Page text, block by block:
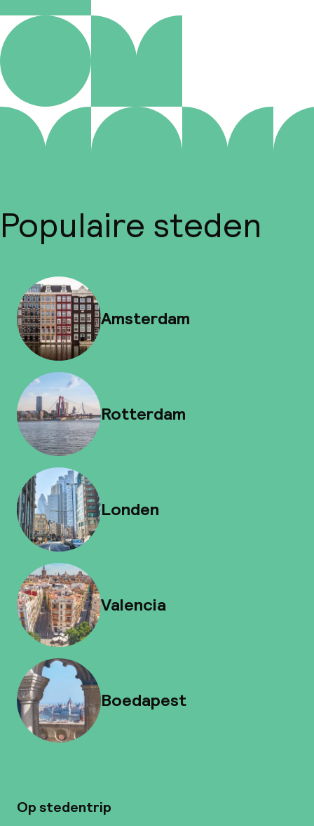
Populaire steden
Amsterdam
Rotterdam
Londen
Valencia
Boedapest
Op stedentrip